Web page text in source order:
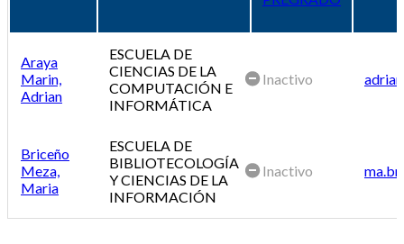
Araya
Marin,
Adrian
ESCUELA DE
CIENCIAS DE LA
COMPUTACIÓN E
INFORMÁTICA
Inactivo
Briceño
Meza,
Maria
ESCUELA DE
BIBLIOTECOLOGÍA
Y CIENCIAS DE LA
INFORMACIÓN
Inactivo